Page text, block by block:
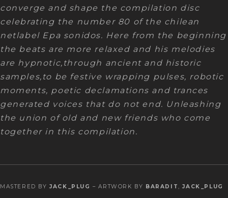
converge and shape the compilation disc
celebrating the number 80 of the chilean
netlabel Epa sonidos. Here from the beginning
the beats are more relaxed and his melodies
are hypnotic,through ancient and historic
samples,to be festive wrapping pulses, robotic
moments, poetic declamations and trances
generated voices that do not end. Unleashing
the union of old and new friends who come
together in this compilation.
MASTERED BYJACK_PLUG – ARTWORK BY BARADIT,JACK_PLUG